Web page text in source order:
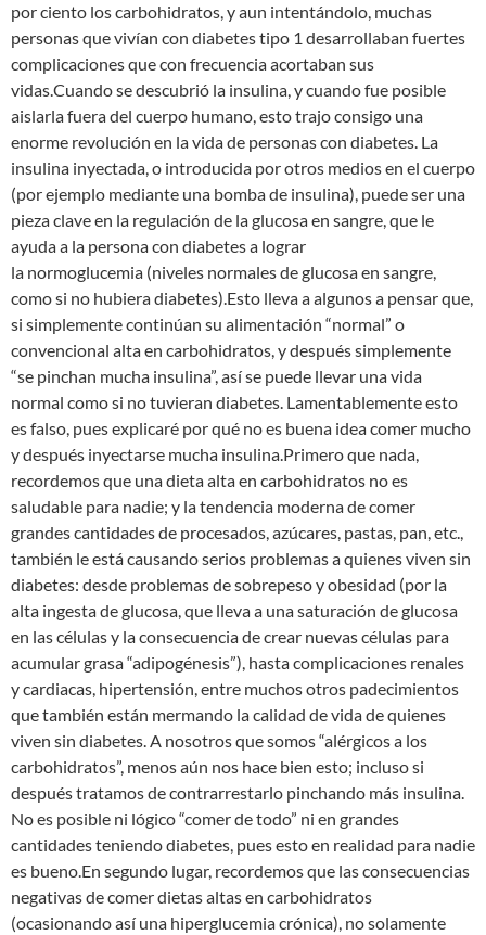
por ciento los carbohidratos, y aun intentándolo, muchas
personas que vivían con diabetes tipo 1 desarrollaban fuertes
complicaciones que con frecuencia acortaban sus
vidas.Cuando se descubrió la insulina, y cuando fue posible
aislarla fuera del cuerpo humano, esto trajo consigo una
enorme revolución en la vida de personas con diabetes. La
insulina inyectada, o introducida por otros medios en el cuerpo
(por ejemplo mediante una bomba de insulina), puede ser una
pieza clave en la regulación de la glucosa en sangre, que le
ayuda a la persona con diabetes a lograr
la normoglucemia (niveles normales de glucosa en sangre,
como si no hubiera diabetes).Esto lleva a algunos a pensar que,
si simplemente continúan su alimentación “normal” o
convencional alta en carbohidratos, y después simplemente
“se pinchan mucha insulina”, así se puede llevar una vida
normal como si no tuvieran diabetes. Lamentablemente esto
es falso, pues explicaré por qué no es buena idea comer mucho
y después inyectarse mucha insulina.Primero que nada,
recordemos que una dieta alta en carbohidratos no es
saludable para nadie; y la tendencia moderna de comer
grandes cantidades de procesados, azúcares, pastas, pan, etc.,
también le está causando serios problemas a quienes viven sin
diabetes: desde problemas de sobrepeso y obesidad (por la
alta ingesta de glucosa, que lleva a una saturación de glucosa
en las células y la consecuencia de crear nuevas células para
acumular grasa “adipogénesis”), hasta complicaciones renales
y cardiacas, hipertensión, entre muchos otros padecimientos
que también están mermando la calidad de vida de quienes
viven sin diabetes. A nosotros que somos “alérgicos a los
carbohidratos”, menos aún nos hace bien esto; incluso si
después tratamos de contrarrestarlo pinchando más insulina.
No es posible ni lógico “comer de todo” ni en grandes
cantidades teniendo diabetes, pues esto en realidad para nadie
es bueno.En segundo lugar, recordemos que las consecuencias
negativas de comer dietas altas en carbohidratos
(ocasionando así una hiperglucemia crónica), no solamente